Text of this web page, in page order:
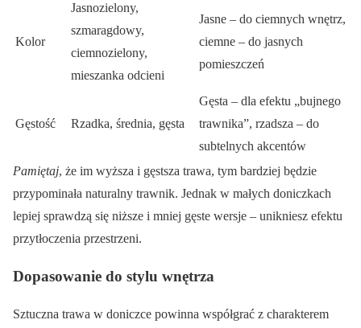
Kolor
Jasnozielony,
szmaragdowy,
ciemnozielony,
mieszanka odcieni
Jasne – do ciemnych wnętrz,
ciemne – do jasnych
pomieszczeń
Gęstość Rzadka, średnia, gęsta
Gęsta – dla efektu „bujnego
trawnika”, rzadsza – do
subtelnych akcentów
Pamiętaj, że im wyższa i gęstsza trawa, tym bardziej będzie
przypominała naturalny trawnik. Jednak w małych doniczkach
lepiej sprawdzą się niższe i mniej gęste wersje – unikniesz efektu
przytłoczenia przestrzeni.
Dopasowanie do stylu wnętrza
Sztuczna trawa w doniczce powinna współgrać z charakterem